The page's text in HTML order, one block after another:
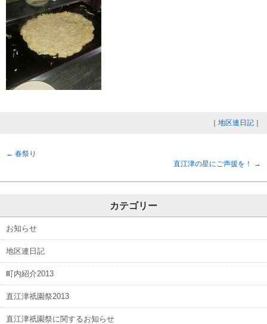
地区連日記
← 春祭り
直江津の星にご声援を！
→
カテゴリー
お知らせ
地区連日記
町内紹介2013
直江津祇園祭2013
直江津祇園祭に関するお知らせ